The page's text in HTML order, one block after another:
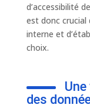
d’accessibilité
est donc crucial
interne et
choix.
des